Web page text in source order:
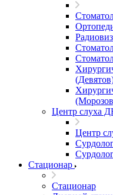
Центр слуха
Центр
Стационар
Стационар